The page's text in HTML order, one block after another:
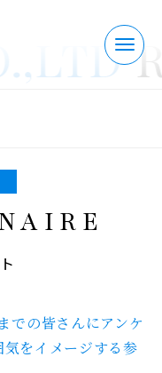
での皆さんにアンケ
をイメージする参